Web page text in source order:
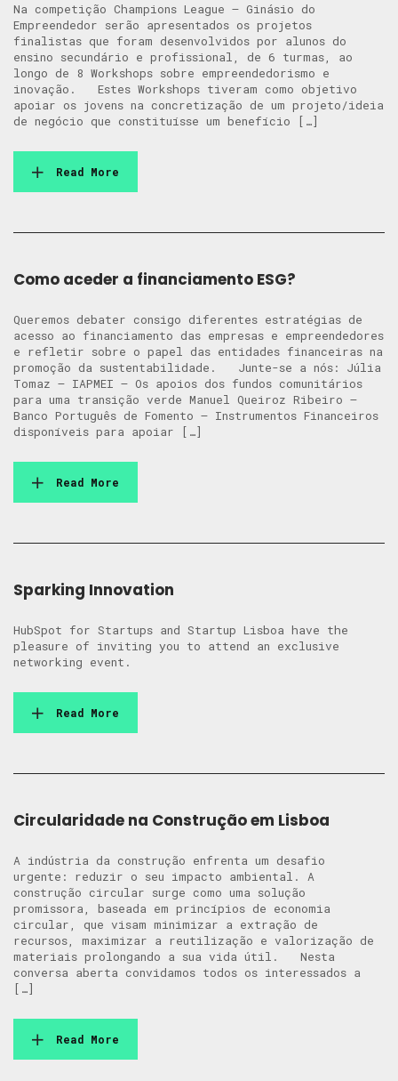
Na competição Champions League – Ginásio do
Empreendedor serão apresentados os projetos
finalistas que foram desenvolvidos por alunos do
ensino secundário e profissional, de 6 turmas, ao
longo de 8 Workshops sobre empreendedorismo e
inovação. Estes Workshops tiveram como objetivo
apoiar os jovens na concretização de um projeto/ideia
de negócio que constituísse um benefício […]
Read More
Como aceder a financiamento ESG?
Queremos debater consigo diferentes estratégias de
acesso ao financiamento das empresas e empreendedores
e refletir sobre o papel das entidades financeiras na
promoção da sustentabilidade. Junte-se a nós: Júlia
Tomaz – IAPMEI – Os apoios dos fundos comunitários
para uma transição verde Manuel Queiroz Ribeiro –
Banco Português de Fomento – Instrumentos Financeiros
disponíveis para apoiar […]
Read More
Sparking Innovation
HubSpot for Startups and Startup Lisboa have the
pleasure of inviting you to attend an exclusive
networking event.
Read More
Circularidade na Construção em Lisboa
A indústria da construção enfrenta um desafio
urgente: reduzir o seu impacto ambiental. A
construção circular surge como uma solução
promissora, baseada em princípios de economia
circular, que visam minimizar a extração de
recursos, maximizar a reutilização e valorização de
materiais prolongando a sua vida útil. Nesta
conversa aberta convidamos todos os interessados a
[…]
Read More